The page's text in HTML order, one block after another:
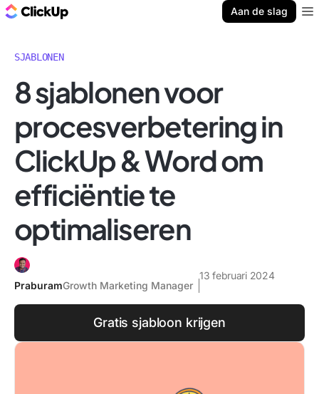
Aan de slag
SJABLONEN
8 sjablonen voor
procesverbetering in
ClickUp & Word om
efficiëntie te
optimaliseren
PraburamGrowth Marketing Manager
13 februari 2024
Gratis sjabloon krijgen